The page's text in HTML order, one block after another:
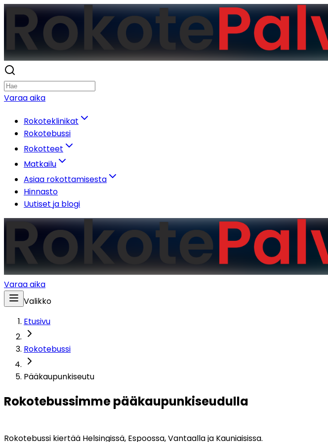
Varaa aika
Rokoteklinikat
Rokotebussi
Rokotteet
Matkailu
Asiaa rokottamisesta
Hinnasto
Uutiset ja blogi
Varaa aika
Valikko
Etusivu
Rokotebussi
Pääkaupunkiseutu
Rokotebussimme pääkaupunkiseudulla
Rokotebussi kiertää Helsingissä, Espoossa, Vantaalla ja Kauniaisissa.